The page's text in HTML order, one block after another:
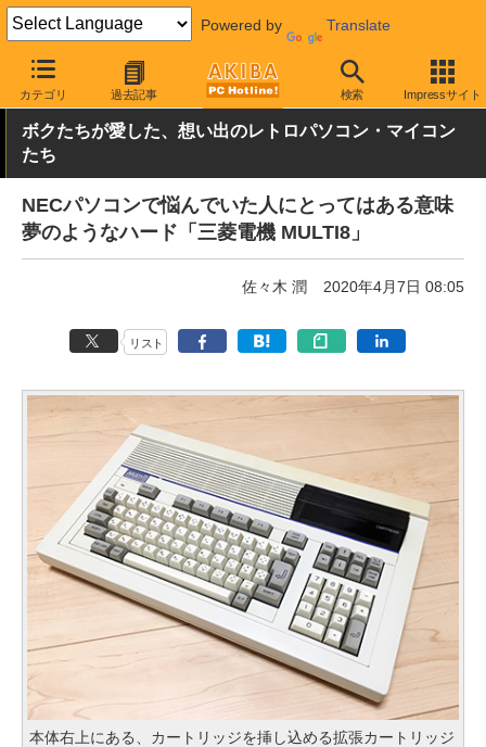
Powered by Translate
カテゴリ 過去記事 検索 Impressサイト
AKIBA PC Hotline! PC本体・ソフト その他
ボクたちが愛した、想い出のレトロパソコン・マイコン
たち
NECパソコンで悩んでいた人にとってはある意味
夢のようなハード「三菱電機 MULTI8」
佐々木 潤 2020年4月7日 08:05
リスト
本体右上にある、カートリッジを挿し込める拡張カートリッジ